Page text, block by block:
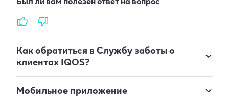
Как обратиться в Службу заботы о
клиентах IQOS?
Мобильное приложение